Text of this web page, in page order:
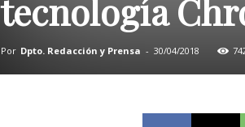
tecnología
Por Dpto. Redacción y Prensa - 30/04/2018